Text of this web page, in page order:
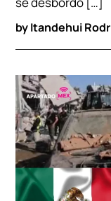
byItandehui